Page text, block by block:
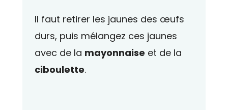
Il faut retirer les jaunes des œufs
durs, puis mélangez ces jaunes
avec de la mayonnaise et de la
ciboulette.